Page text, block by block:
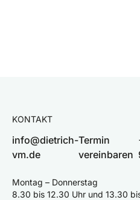
KONTAKT
info@dietrich-
vm.de
Termin
vereinbaren
Montag – Donnerstag
8.30 bis 12.30 Uhr und 13.30